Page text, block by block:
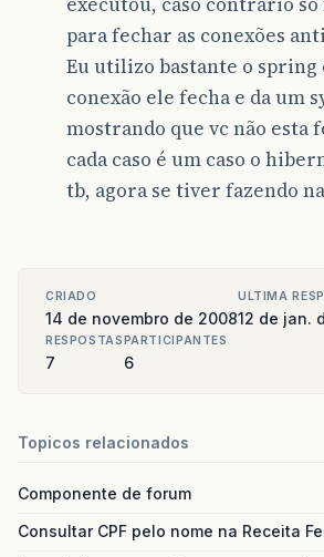
para fechar as conexões
Eu utilizo bastante o spring
conexão ele fecha e da um
mostrando que vc não esta
cada caso é um caso o
tb, agora se tiver fazendo
CRIADO
14 de novembro de 2008
ULTIMA
12 de jan.
RESPOSTAS
7
PARTICIPANTES
6
Topicos relacionados
Componente de forum
Consultar CPF pelo nome na Receita